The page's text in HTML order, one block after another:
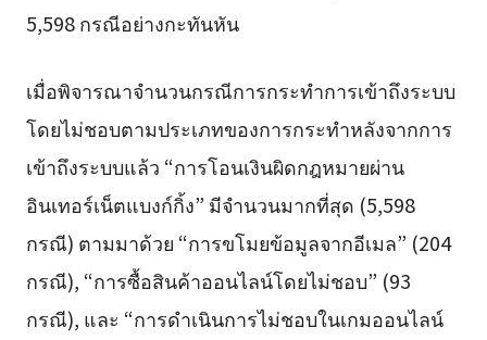
5,598 กรณีอย่างกะทันหัน
เมื่อพิจารณาจำนวนกรณีการกระทำการเข้าถึงระบบ
โดยไม่ชอบตามประเภทของการกระทำหลังจากการ
เข้าถึงระบบแล้ว “การโอนเงินผิดกฎหมายผ่าน
อินเทอร์เน็ตแบงก์กิ้ง” มีจำนวนมากที่สุด (5,598
กรณี) ตามมาด้วย “การขโมยข้อมูลจากอีเมล” (204
กรณี), “การซื้อสินค้าออนไลน์โดยไม่ชอบ” (93
กรณี), และ “การดำเนินการไม่ชอบในเกมออนไลน์